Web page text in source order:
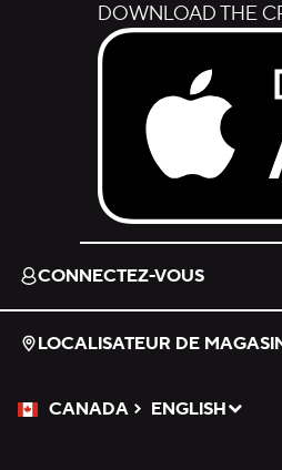
DOWNLOAD THE
Download on the App
CONNECTEZ-VOUS
LOCALISATEUR DE
CANADA
Veuillez sélectionner une langue
ENGLISH
Sélectionné